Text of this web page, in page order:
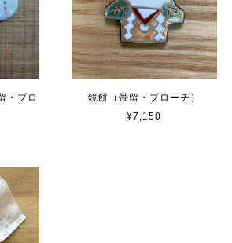
・ブロ
鏡餅（帯留・ブローチ）
¥7,150